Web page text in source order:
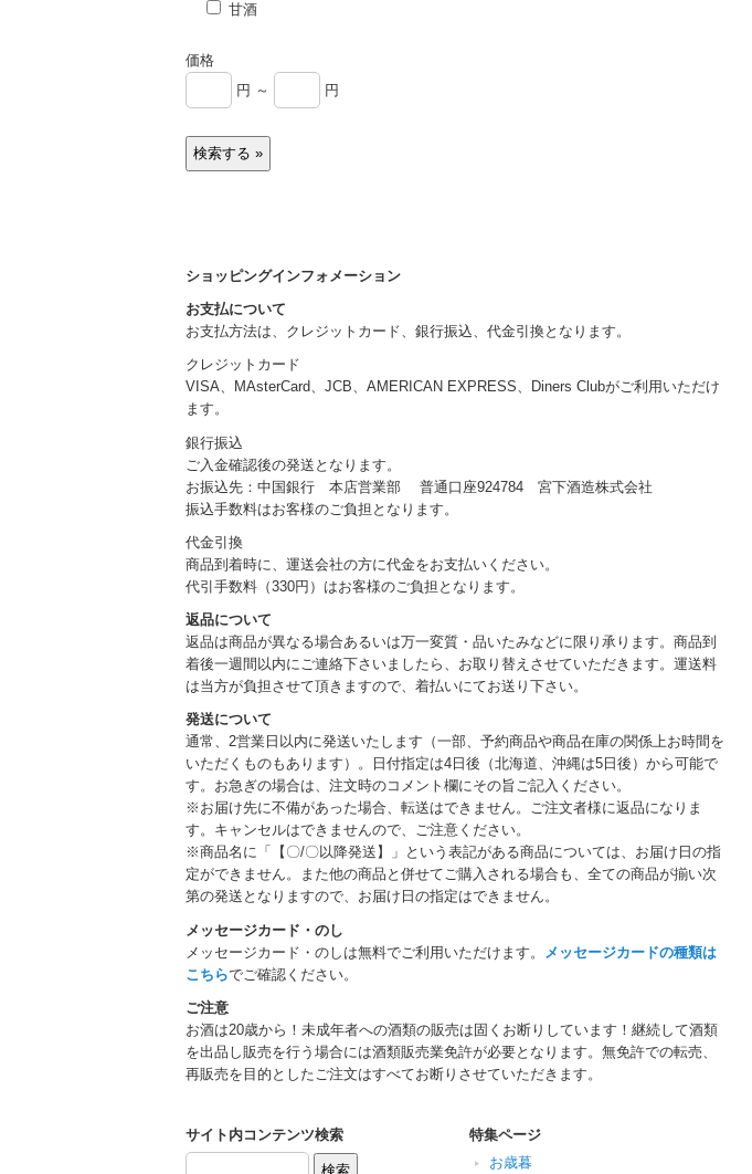
甘酒
価格
円 ～
円
ショッピングインフォメーション
お支払について
お支払方法は、クレジットカード、銀行振込、代金引換となります。
クレジットカード
VISA、MAsterCard、JCB、AMERICAN EXPRESS、Diners Clubがご利用いただけ
ます。
銀行振込
ご入金確認後の発送となります。
お振込先：中国銀行 本店営業部 普通口座924784 宮下酒造株式会社
振込手数料はお客様のご負担となります。
代金引換
商品到着時に、運送会社の方に代金をお支払いください。
代引手数料（330円）はお客様のご負担となります。
返品について
返品は商品が異なる場合あるいは万一変質・品いたみなどに限り承ります。商品到
着後一週間以内にご連絡下さいましたら、お取り替えさせていただきます。運送料
は当方が負担させて頂きますので、着払いにてお送り下さい。
発送について
通常、2営業日以内に発送いたします（一部、予約商品や商品在庫の関係上お時間を
いただくものもあります）。日付指定は4日後（北海道、沖縄は5日後）から可能で
す。お急ぎの場合は、注文時のコメント欄にその旨ご記入ください。
※お届け先に不備があった場合、転送はできません。ご注文者様に返品になりま
す。キャンセルはできませんので、ご注意ください。
※商品名に「【〇/〇以降発送】」という表記がある商品については、お届け日の指
定ができません。また他の商品と併せてご購入される場合も、全ての商品が揃い次
第の発送となりますので、お届け日の指定はできません。
メッセージカード・のし
メッセージカード・のしは無料でご利用いただけます。
メッセージカードの種類は
こちらでご確認ください。
ご注意
お酒は20歳から！未成年者への酒類の販売は固くお断りしています！継続して酒類
を出品し販売を行う場合には酒類販売業免許が必要となります。無免許での転売、
再販売を目的としたご注文はすべてお断りさせていただきます。
サイト内コンテンツ検索
特集ページ
お歳暮